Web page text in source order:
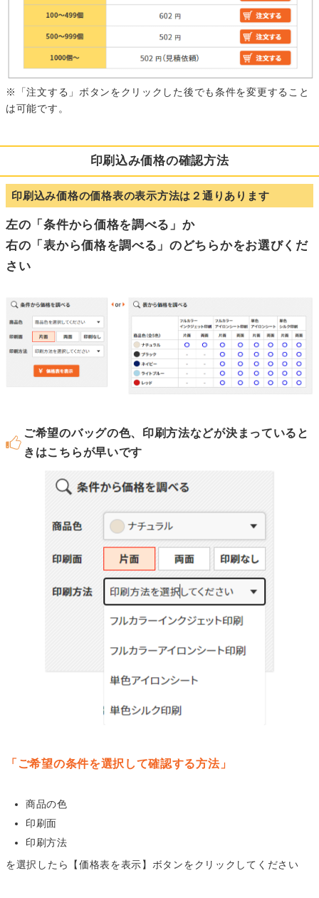
※「注文する」ボタンをクリックした後でも条件を変更すること
は可能です。
印刷込み価格の確認方法
印刷込み価格の価格表の表示方法は２通りあります
左の「条件から価格を調べる」か
右の「表から価格を調べる」のどちらかをお選びくだ
さい
ご希望のバッグの色、印刷方法などが決まっていると
きはこちらが早いです
「ご希望の条件を選択して確認する方法」
商品の色
印刷面
印刷方法
を選択したら【価格表を表示】ボタンをクリックしてください